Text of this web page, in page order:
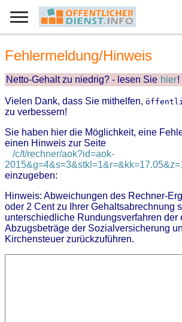
Fehlermeldung/Hinweis
Netto-Gehalt zu niedrig? - lesen Sie hier!
Vielen Dank, dass Sie mithelfen,
zu verbessern!
Sie haben hier die Möglichkeit, eine
einen Hinweis zur Seite
/c/t/rechner/aok?id=aok-
einzugeben:
Hinweis: Abweichungen des Rechner-
oder 2 Cent zu Ihrer Gehaltsabrechnung
unterschiedliche Rundungsverfahren der
Abzugsbeträge der Sozialversicherung
Kirchensteuer zurückzuführen.